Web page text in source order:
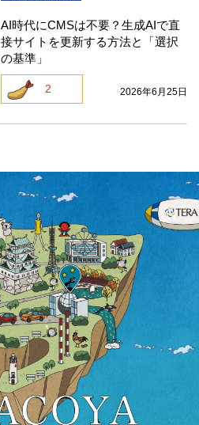
AI時代にCMSは不要？生成AIで直
接サイトを更新する方法と「選択
の基準」
2 2026年6月25日